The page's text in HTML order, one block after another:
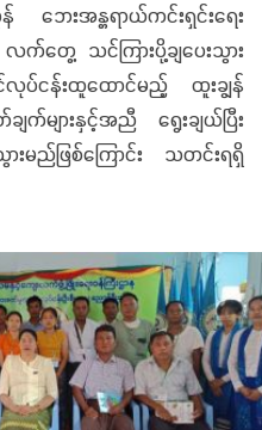
ဘေးအန္တရာယ်ကင်းရှင်းရေး
က်တွေ့ သင်ကြားပို့ချပေးသွား
ငန်းထူထောင်မည့် ထူးချွန်
က်များနှင့်အညီ ရွေးချယ်ပြီး
ားမည်ဖြစ်ကြောင်း သတင်းရရှိ